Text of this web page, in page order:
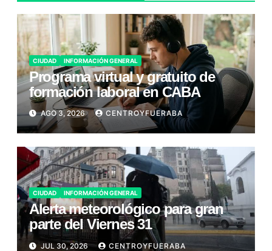
CIUDAD INFORMACIÓN GENERAL
Programa virtual y gratuito de
formación laboral en CABA
AGO 3, 2026 CENTROYFUERABA
CIUDAD INFORMACIÓN GENERAL
Alerta meteorológico para gran
parte del Viernes 31
JUL 30, 2026 CENTROYFUERABA